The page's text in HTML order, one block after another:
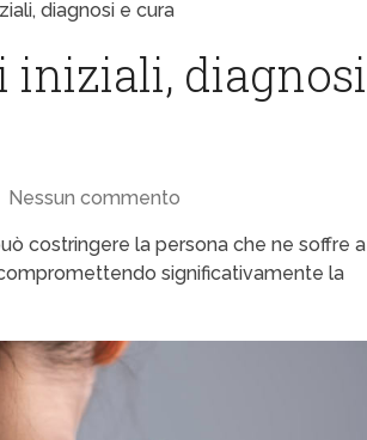
diagnosi e cura
iniziali, diagnosi
Nessun commento
costringere la persona che ne soffre a
significativamente la